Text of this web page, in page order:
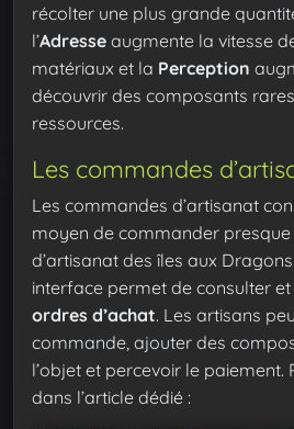
récolter une plus grande
l’Adresse augmente la vitesse
matériaux et la Perception
découvrir des composants
ressources.
Les commandes
Les commandes d’artisanat
moyen de commander
d’artisanat des îles aux
interface permet de consulter
ordres d’achat. Les artisans
commande, ajouter des
l’objet et percevoir le paiement.
dans l’article dédié :